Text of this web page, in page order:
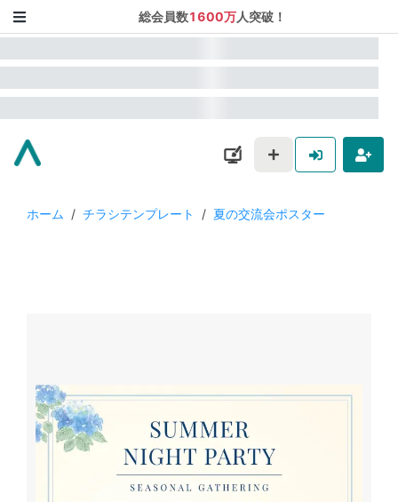
総会員数1600万人突破！
ホーム / チラシテンプレート / 夏の交流会ポスター